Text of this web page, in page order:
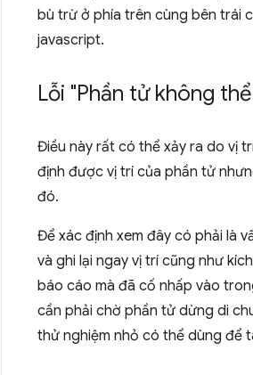
bù trừ ở phía trên cùng bên trái
javascript.
Lỗi "Phần tử không
Điều này rất có thể xảy ra do vị
định được vị trí của phần tử
đó.
Để xác định xem đây có phải là
và ghi lại ngay vị trí cũng như
báo cáo mà đã cố nhấp vào
cần phải chờ phần tử dừng di
thử nghiệm nhỏ có thể dùng để